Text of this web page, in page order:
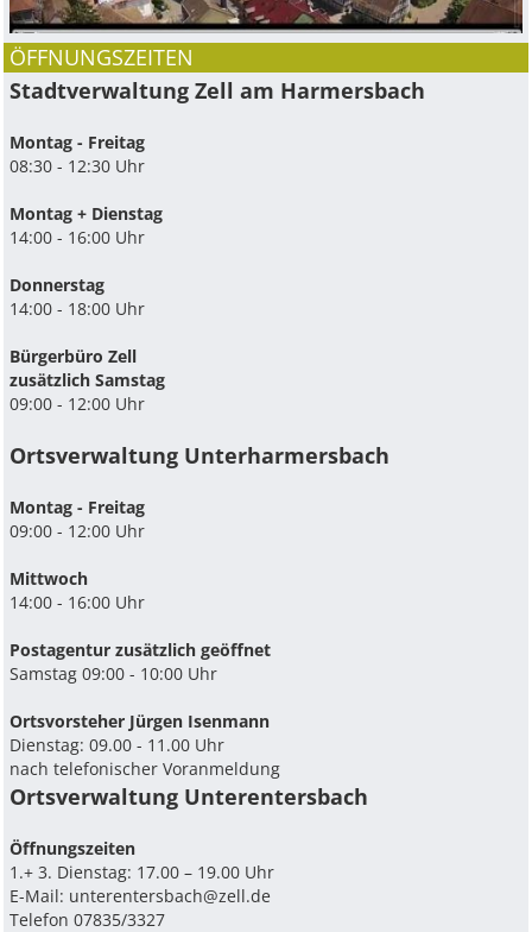
ÖFFNUNGSZEITEN
Stadtverwaltung Zell am Harmersbach
Montag - Freitag
08:30 - 12:30 Uhr
Montag + Dienstag
14:00 - 16:00 Uhr
Donnerstag
14:00 - 18:00 Uhr
Bürgerbüro Zell
zusätzlich Samstag
09:00 - 12:00 Uhr
Ortsverwaltung Unterharmersbach
Montag - Freitag
09:00 - 12:00 Uhr
Mittwoch
14:00 - 16:00 Uhr
Postagentur zusätzlich geöffnet
Samstag 09:00 - 10:00 Uhr
Ortsvorsteher Jürgen Isenmann
Dienstag: 09.00 - 11.00 Uhr
nach telefonischer Voranmeldung
Ortsverwaltung Unterentersbach
Ö­ffnungszeiten
1.+ 3. Dienstag: 17.00 – 19.00 Uhr
E-Mail: unterentersbach@zell.de
Telefon 07835/3327